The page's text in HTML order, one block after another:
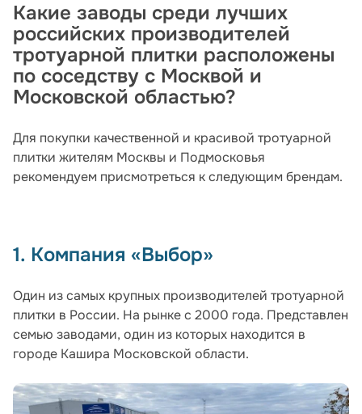
Какие заводы среди лучших
российских производителей
тротуарной плитки расположены
по соседству с Москвой и
Московской областью?
Для покупки качественной и красивой тротуарной
плитки жителям Москвы и Подмосковья
рекомендуем присмотреться к следующим брендам.
1. Компания «Выбор»
Один из самых крупных производителей тротуарной
плитки в России. На рынке с 2000 года. Представлен
семью заводами, один из которых находится в
городе Кашира Московской области.